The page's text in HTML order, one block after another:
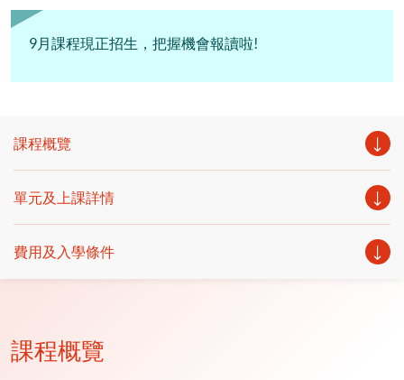
9月課程現正招生，把握機會報讀啦!
課程概覽
單元及上課詳情
費用及入學條件
課程概覽